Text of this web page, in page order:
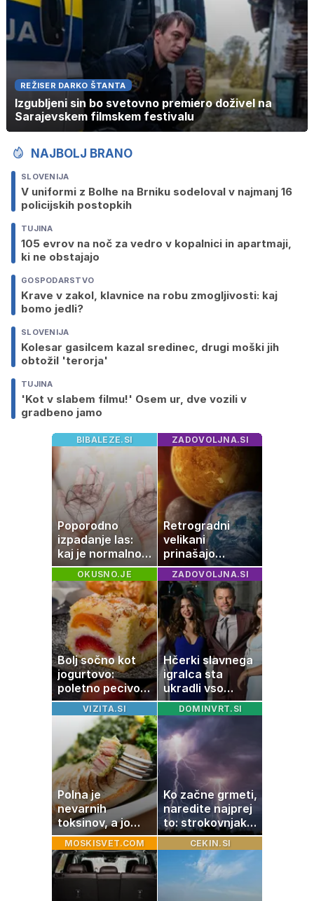
REŽISER DARKO ŠTANTA
Izgubljeni sin bo svetovno premiero doživel na
Sarajevskem filmskem festivalu
NAJBOLJ BRANO
SLOVENIJA
V uniformi z Bolhe na Brniku sodeloval v najmanj 16
policijskih postopkih
TUJINA
105 evrov na noč za vedro v kopalnici in apartmaji,
ki ne obstajajo
GOSPODARSTVO
Krave v zakol, klavnice na robu zmogljivosti: kaj
bomo jedli?
SLOVENIJA
Kolesar gasilcem kazal sredinec, drugi moški jih
obtožil 'terorja'
TUJINA
'Kot v slabem filmu!' Osem ur, dve vozili v
gradbeno jamo
BIBALEZE.SI
Poporodno
izpadanje las:
kaj je normalno
in kako si
pomagati
ZADOVOLJNA.SI
Retrogradni
velikani
prinašajo
pomembne
premike – kaj
pomeni, da so
Saturn, Neptun
in Pluton hkrati
retrogradni?
OKUSNO.JE
Bolj sočno kot
jogurtovo:
poletno pecivo,
ki vedno uspe
ZADOVOLJNA.SI
Hčerki slavnega
igralca sta
ukradli vso
pozornost
VIZITA.SI
Polna je
nevarnih
toksinov, a jo
imamo vsi radi:
to je najbolj
nezdrava riba, ki
jo mnogi redno
uživajo
DOMINVRT.SI
Ko začne grmeti,
naredite najprej
to: strokovnjaki
opozarjajo na
pogosto napako
MOSKISVET.COM CEKIN.SI